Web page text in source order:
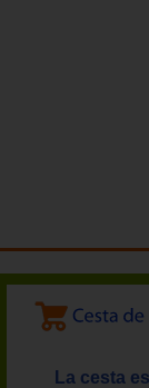
La cesta